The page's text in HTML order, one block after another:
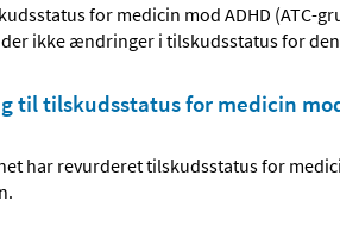
for medicin mod ADHD (ATC-
ikke ændringer i tilskudsstatus for
til tilskudsstatus for medicin
har revurderet tilskudsstatus for